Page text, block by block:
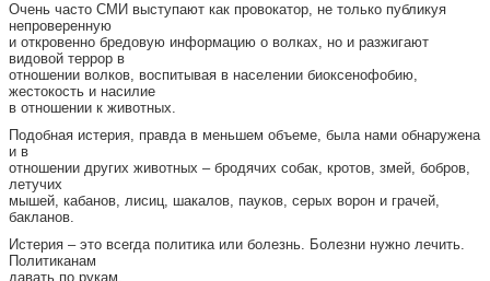
Очень часто СМИ выступают как провокатор, не только публикуя
непроверенную
и откровенно бредовую информацию о волках, но и разжигают
видовой террор в
отношении волков, воспитывая в населении биоксенофобию,
жестокость и насилие
в отношении к животных.
Подобная истерия, правда в меньшем объеме, была нами обнаружена
и в
отношении других животных – бродячих собак, кротов, змей, бобров,
летучих
мышей, кабанов, лисиц, шакалов, пауков, серых ворон и грачей,
бакланов.
Истерия – это всегда политика или болезнь. Болезни нужно лечить.
Политиканам
давать по рукам.